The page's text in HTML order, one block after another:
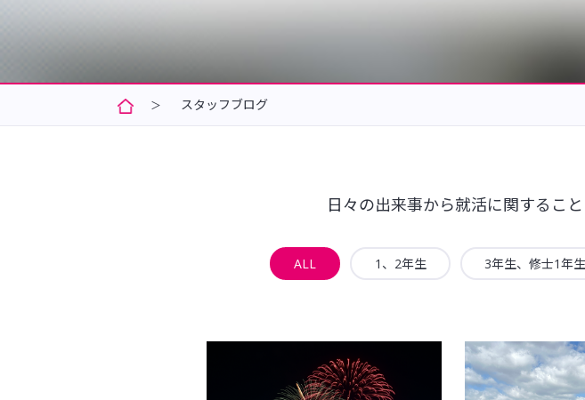
スタッフブログ
日々の出来事から就活に関するこ
ALL 1、2年生 3年生、修士1年生